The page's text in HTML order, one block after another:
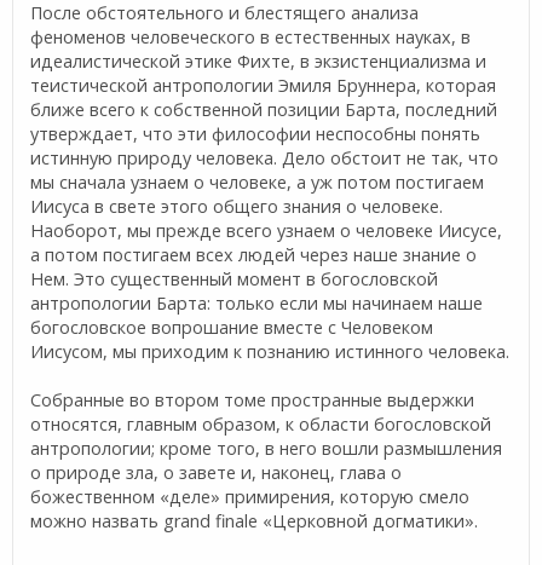
После обстоятельного и блестящего анализа
феноменов человеческого в естественных науках, в
идеалистической этике Фихте, в экзистенциализма и
теистической антропологии Эмиля Бруннера, которая
ближе всего к собственной позиции Барта, последний
утверждает, что эти философии неспособны понять
истинную природу человека. Дело обстоит не так, что
мы сначала узнаем о человеке, а уж потом постигаем
Иисуса в свете этого общего знания о человеке.
Наоборот, мы прежде всего узнаем о человеке Иисусе,
а потом постигаем всех людей через наше знание о
Нем. Это существенный момент в богословской
антропологии Барта: только если мы начинаем наше
богословское вопрошание вместе с Человеком
Иисусом, мы приходим к познанию истинного человека.
Собранные во втором томе пространные выдержки
относятся, главным образом, к области богословской
антропологии; кроме того, в него вошли размышления
о природе зла, о завете и, наконец, глава о
божественном «деле» примирения, которую смело
можно назвать grand finale «Церковной догматики».